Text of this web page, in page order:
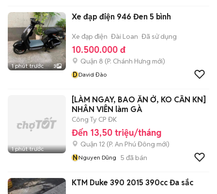
1 phút trước 3
Xe đạp điện 946 Đen 5 bình
Xe đạp điện Đài Loan Đã sử dụng
10.500.000 đ
Quận 8 (P. Chánh Hưng mới)
DDavid Đào
1 phút trước
[LÀM NGAY, BAO ĂN Ở, KO CẦN KN]
NHÂN VIÊN làm GÀ
Công Ty CP ĐK
Đến 13,50 triệu/tháng
Quận 12 (P. An Phú Đông mới)
NNguyen Dũng 5 đã bán
KTM Duke 390 2015 390cc Đa sắc